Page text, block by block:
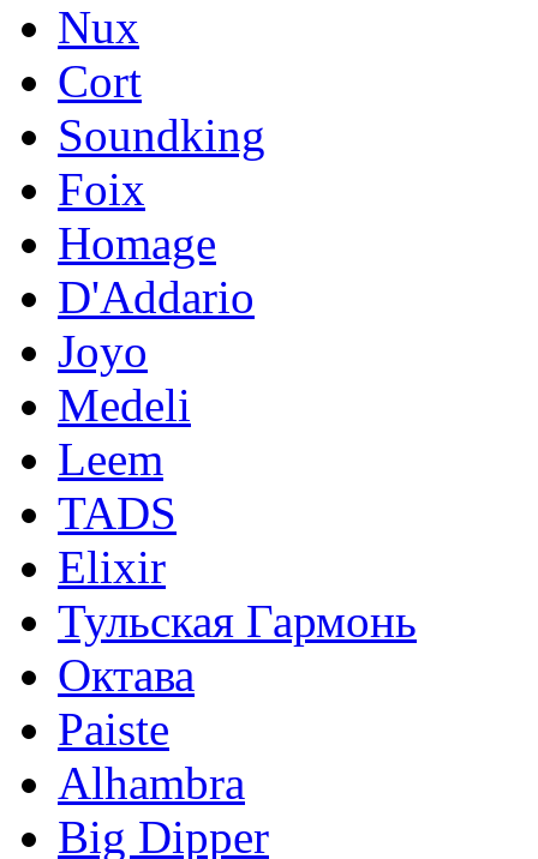
Nux
Cort
Soundking
Foix
Homage
D'Addario
Joyo
Medeli
Leem
TADS
Elixir
Тульская Гармонь
Октава
Paiste
Alhambra
Big Dipper